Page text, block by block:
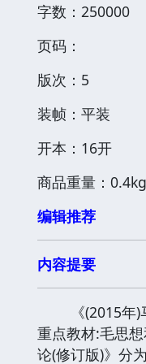
字数：250000
页码：
版次：5
装帧：平装
开本：16开
商品重量：0.4kg
编辑推荐
内容提要
《(2015年)马
重点教材:毛思
论(修订版)》分